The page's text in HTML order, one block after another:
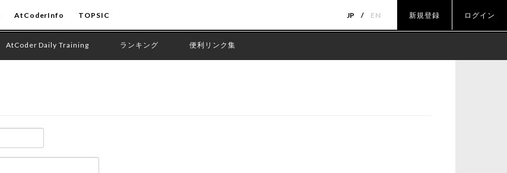
AtCoderInfo TOPSIC JP EN 新規登録 ログイン
AtCoder Daily Training ランキング 便利リンク集